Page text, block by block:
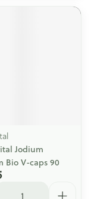
Jodium
Bio V-caps 90